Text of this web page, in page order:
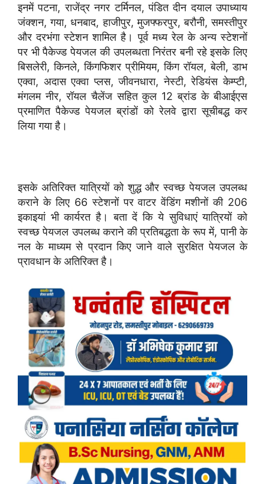
इनमें पटना, राजेंद्र नगर टर्मिनल, पंडित दीन दयाल उपाध्याय
जंक्शन, गया, धनबाद, हाजीपुर, मुजफ्फरपुर, बरौनी, समस्तीपुर
और दरभंगा स्टेशन शामिल है। पूर्व मध्य रेल के अन्य स्टेशनों
पर भी पैकेज्ड पेयजल की उपलब्धता निरंतर बनी रहे इसके लिए
बिसलेरी, किनले, किंगफिशर प्रीमियम, किंग रॉयल, बेली, डाभ
एक्वा, अदास एक्वा प्लस, जीवनधारा, नेस्टी, रेडियंस केम्प्टी,
मंगलम नीर, रॉयल चैलेंज सहित कुल 12 ब्रांड के बीआईएस
प्रमाणित पैकेज्ड पेयजल ब्रांडों को रेलवे द्वारा सूचीबद्ध कर
लिया गया है।
इसके अतिरिक्त यात्रियों को शुद्ध और स्वच्छ पेयजल उपलब्ध
कराने के लिए 66 स्टेशनों पर वाटर वेंडिंग मशीनों की 206
इकाइयां भी कार्यरत है। बता दें कि ये सुविधाएं यात्रियों को
स्वच्छ पेयजल उपलब्ध कराने की प्रतिबद्धता के रूप में, पानी के
नल के माध्यम से प्रदान किए जाने वाले सुरक्षित पेयजल के
प्रावधान के अतिरिक्त है।